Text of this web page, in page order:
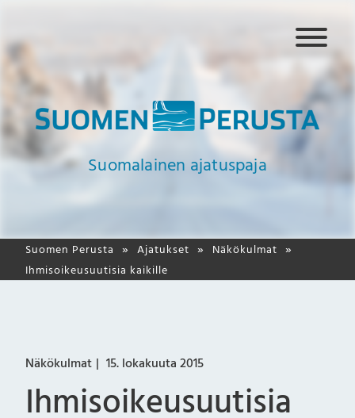
Suomalainen ajatuspaja
g
a
Suomen Perusta Ajatukset
Näkökulmat
Ihmisoikeusuutisia kaikille
Näkökulmat 15. lokakuuta 2015
Ihmisoikeusuutisia